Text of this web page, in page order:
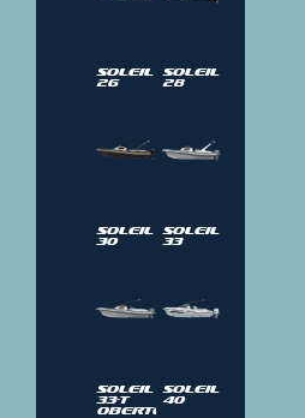
Soleil
26
Soleil
28
Soleil
30
Soleil
33
Soleil
33-T
Oberteil
Soleil
40